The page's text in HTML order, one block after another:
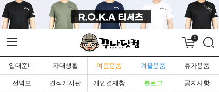
0
입대준비 자대생활 여름용품 겨울용품 휴가용품
전역모 견적게시판 개인결제창 블로그 공지사항